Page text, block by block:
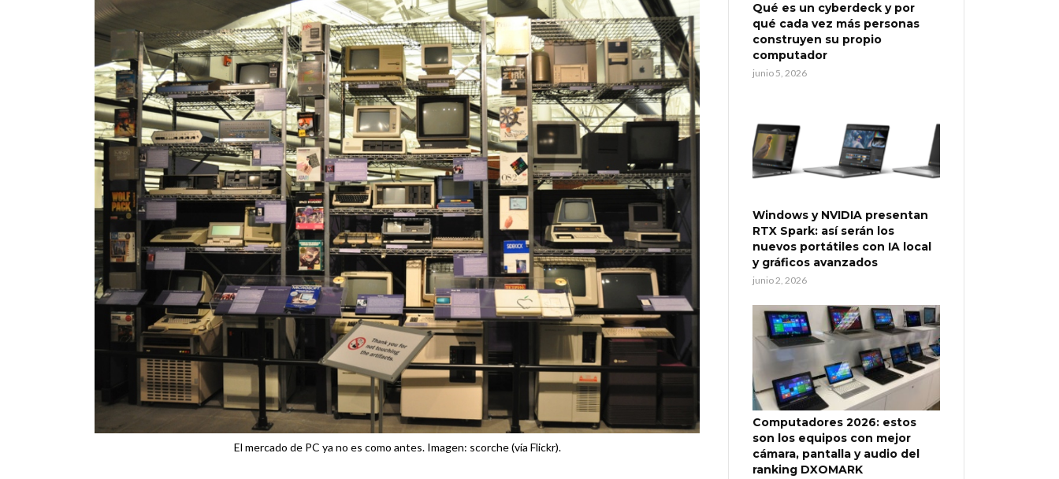
El mercado de PC ya no es como antes. Imagen: scorche (vía Flickr).
Qué es un cyberdeck y por
qué cada vez más personas
construyen su propio
computador
junio 5, 2026
Windows y NVIDIA presentan
RTX Spark: así serán los
nuevos portátiles con IA local
y gráficos avanzados
junio 2, 2026
Computadores 2026: estos
son los equipos con mejor
cámara, pantalla y audio del
ranking DXOMARK